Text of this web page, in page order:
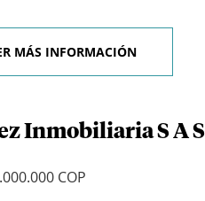
MÁS INFORMACIÓN
Inmobiliaria S A S
COP